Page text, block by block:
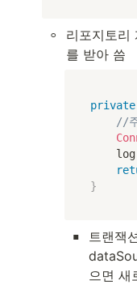
◦
리포지토리
를 받아 씀
private
//
    log
}
▪
트랜잭
으면 새